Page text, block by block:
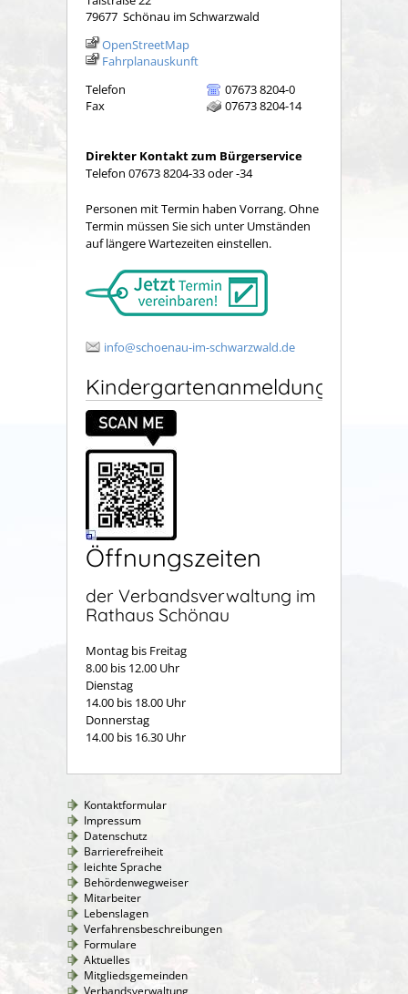
79677 Schönau im Schwarzwald
OpenStreetMap
Fahrplanauskunft
Telefon
07673 8204-0
Fax
07673 8204-14
Direkter Kontakt zum Bürgerservice
Telefon 07673 8204-33 oder -34
Personen mit Termin haben Vorrang. Ohne
Termin müssen Sie sich unter Umständen
auf längere Wartezeiten einstellen.
info@schoenau-im-schwarzwald.de
Kindergartenanmeldung
Öffnungszeiten
der Verbandsverwaltung im
Rathaus Schönau
Montag bis Freitag
8.00 bis 12.00 Uhr
Dienstag
14.00 bis 18.00 Uhr
Donnerstag
14.00 bis 16.30 Uhr
Kontaktformular
Impressum
Datenschutz
Barrierefreiheit
leichte Sprache
Behördenwegweiser
Mitarbeiter
Lebenslagen
Verfahrensbeschreibungen
Formulare
Aktuelles
Mitgliedsgemeinden
Verbandsverwaltung